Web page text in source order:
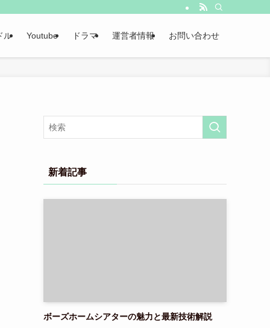
ル Youtube ドラマ 運営者情報 お問い合わせ
新着記事
ボーズホームシアターの魅力と最新技術解説